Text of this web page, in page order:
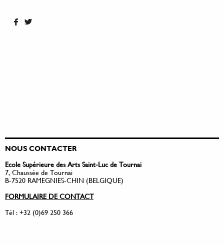
NOUS CONTACTER
Ecole Supérieure des Arts Saint-Luc de Tournai
7, Chaussée de Tournai
B-7520 RAMEGNIES-CHIN (BELGIQUE)
FORMULAIRE DE CONTACT
Tél : +32 (0)69 250 366